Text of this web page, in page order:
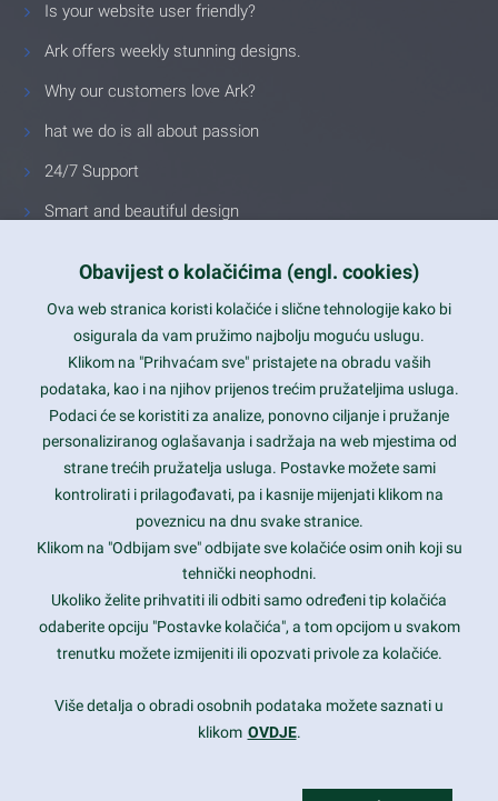
Is your website user friendly?
Ark offers weekly stunning designs.
Why our customers love Ark?
hat we do is all about passion
24/7 Support
Smart and beautiful design
Latest trends and much more...
Contact Info
1600 Amphitheatre Parkway, Mountain View, CA 94043
prothemes.net@gmail.com
Daily: 9:00 am - 6:00 pm
Sunday: Closed
Copyright 2017FRESHFACE© All Rights Reserved
Obavijest o kolačićima (engl. cookies)
Ova web stranica koristi kolačiće i slične tehnologije kako bi
osigurala da vam pružimo najbolju moguću uslugu.
Klikom na "Prihvaćam sve" pristajete na obradu vaših
podataka, kao i na njihov prijenos trećim pružateljima usluga.
Podaci će se koristiti za analize, ponovno ciljanje i pružanje
personaliziranog oglašavanja i sadržaja na web mjestima od
strane trećih pružatelja usluga. Postavke možete sami
kontrolirati i prilagođavati, pa i kasnije mijenjati klikom na
poveznicu na dnu svake stranice.
Klikom na "Odbijam sve" odbijate sve kolačiće osim onih koji su
tehnički neophodni.
Ukoliko želite prihvatiti ili odbiti samo određeni tip kolačića
odaberite opciju "Postavke kolačića", a tom opcijom u svakom
trenutku možete izmijeniti ili opozvati privole za kolačiće.
Više detalja o obradi osobnih podataka možete saznati u
klikom OVDJE.